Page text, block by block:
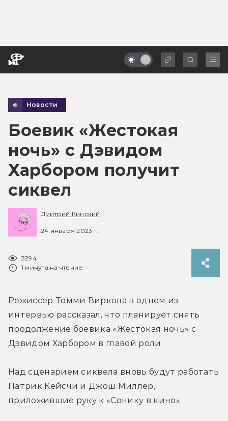
Новости
Боевик «Жестокая
ночь» с Дэвидом
Харбором получит
сиквел
Дмитрий Кинский
24 января 2023 г.
3294
1 минута на чтение
Режиссер Томми Виркола в одном из
интервью рассказал, что планирует снять
продолжение боевика «Жестокая ночь» с
Дэвидом Харбором в главой роли.
Над сценарием сиквела вновь будут работать
Патрик Кейсчи и Джош Миллер,
приложившие руку к «Сонику в кино».